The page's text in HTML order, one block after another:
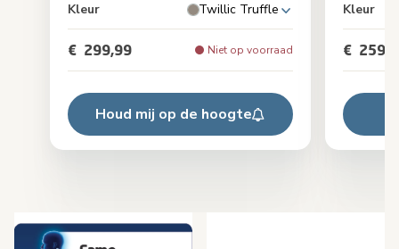
Kleur Twillic Truffle
€ 299,99 Niet op voorraad
Houd mij op de hoogte
Kleur
€